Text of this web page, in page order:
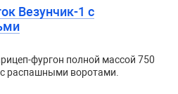
Везунчик-1 с
фургон полной массой 750
с распашными воротами.